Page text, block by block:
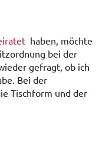
haben, möchte
bei der
gefragt, ob ich
Bei der
Tischform und der